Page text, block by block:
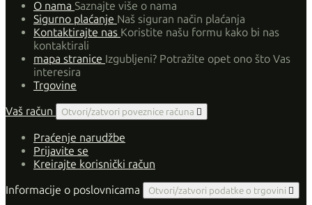
O nama Saznajte više o nama
Sigurno plaćanje Naš siguran način plaćanja
Kontaktirajte nas Koristite našu formu kako bi nas
kontaktirali
mapa stranice Izgubljeni? Potražite opet ono što Vas
interesira
Trgovine
Vaš račun
Otvori/zatvori poveznice računa 
Praćenje narudžbe
Prijavite se
Kreirajte korisnički račun
Informacije o poslovnicama
Otvori/zatvori podatke o trgovini 